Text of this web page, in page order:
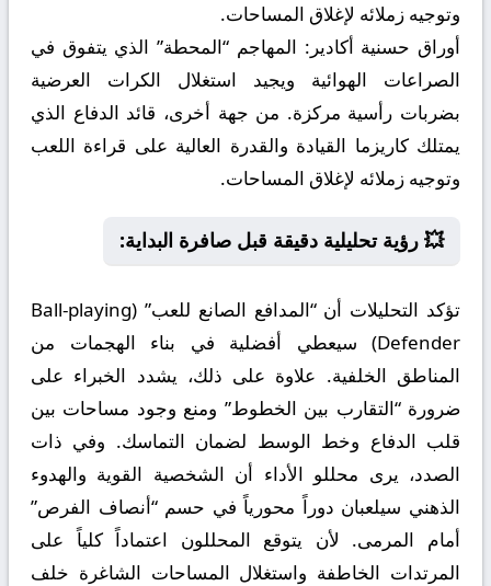
وتوجيه زملائه لإغلاق المساحات.
أوراق حسنية أكادير: المهاجم “المحطة” الذي يتفوق في
الصراعات الهوائية ويجيد استغلال الكرات العرضية
بضربات رأسية مركزة. من جهة أخرى، قائد الدفاع الذي
يمتلك كاريزما القيادة والقدرة العالية على قراءة اللعب
وتوجيه زملائه لإغلاق المساحات.
💥 رؤية تحليلية دقيقة قبل صافرة البداية:
تؤكد التحليلات أن “المدافع الصانع للعب” (Ball-playing
Defender) سيعطي أفضلية في بناء الهجمات من
المناطق الخلفية. علاوة على ذلك، يشدد الخبراء على
ضرورة “التقارب بين الخطوط” ومنع وجود مساحات بين
قلب الدفاع وخط الوسط لضمان التماسك. وفي ذات
الصدد، يرى محللو الأداء أن الشخصية القوية والهدوء
الذهني سيلعبان دوراً محورياً في حسم “أنصاف الفرص”
أمام المرمى. لأن يتوقع المحللون اعتماداً كلياً على
المرتدات الخاطفة واستغلال المساحات الشاغرة خلف